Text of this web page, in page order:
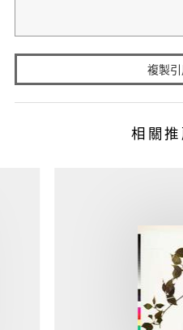
複製
相關